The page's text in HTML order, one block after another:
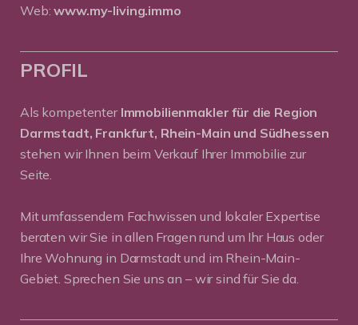
Web:www.my-living.immo
PROFIL
Als kompetenter Immobilienmakler für die Region
Darmstadt, Frankfurt, Rhein-Main und Südhessen
stehen wir Ihnen beim Verkauf Ihrer Immobilie zur
Seite.
Mit umfassendem Fachwissen und lokaler Expertise
beraten wir Sie in allen Fragen rund um Ihr Haus oder
Ihre Wohnung in Darmstadt und im Rhein-Main-
Gebiet. Sprechen Sie uns an – wir sind für Sie da.